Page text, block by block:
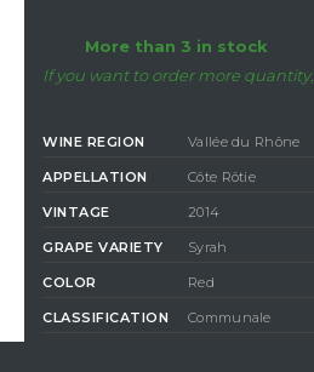
More than 3 in stock
If you want to order more quantity,
WINE REGION Vallée du Rhône
APPELLATION Côte Rôtie
VINTAGE 2014
GRAPE VARIETY Syrah
COLOR Red
CLASSIFICATION Communale